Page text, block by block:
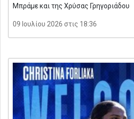
Μπράμε και της Χρύσας Γρηγοριάδου
09 Ιουλίου 2026 στις 18:36